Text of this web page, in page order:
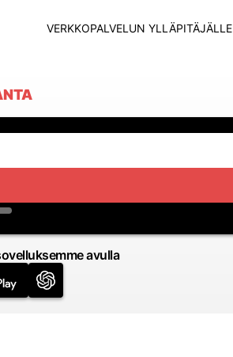
VERKKOPALVELUN YLLÄPITÄJÄLLE
avulla